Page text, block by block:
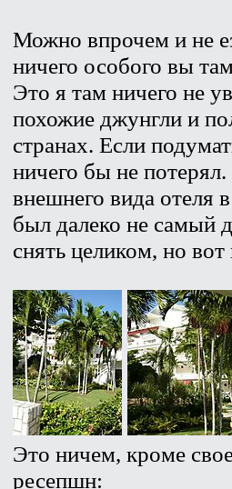
Можно впрочем и не
ничего особого вы
Это я там ничего не
похожие джунгли и
странах. Если
ничего бы не
внешнего вида отеля
был далеко не самый
снять целиком, но
Это ничем, кроме
ресепшн: